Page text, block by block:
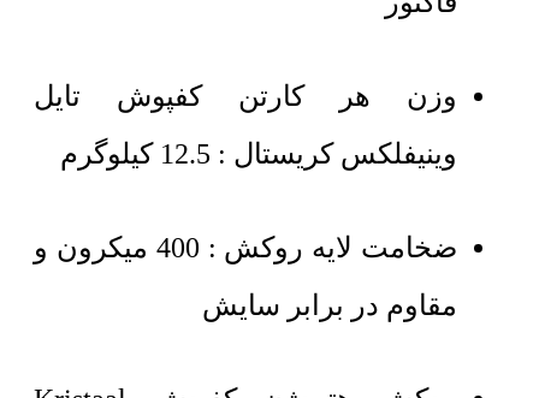
وزن هر کارتن کفپوش تایل
وینیفلکس کریستال : 12.5 کیلوگرم
ضخامت لایه روکش : 400 میکرون و
مقاوم در برابر سایش